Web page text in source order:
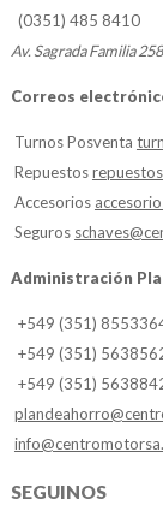
(0351) 485 8410
Av. Sagrada Familia
Correos
Turnos Posventa
Repuestos
Accesorios
Seguros
Administración
+549 (351)
+549 (351)
+549 (351)
SEGUINOS